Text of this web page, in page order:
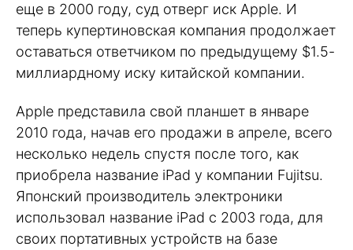
еще в 2000 году, суд отверг иск Apple. И
теперь купертиновская компания продолжает
оставаться ответчиком по предыдущему $1.5-
миллиардному иску китайской компании.
Apple представила свой планшет в январе
2010 года, начав его продажи в апреле, всего
несколько недель спустя после того, как
приобрела название iPad у компании Fujitsu.
Японский производитель электроники
использовал название iPad с 2003 года, для
своих портативных устройств на базе